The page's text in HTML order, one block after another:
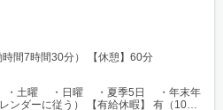
08:30～17:00（所定労働時間7時間30分） 【休憩】60分
【有給休暇】 有（10～